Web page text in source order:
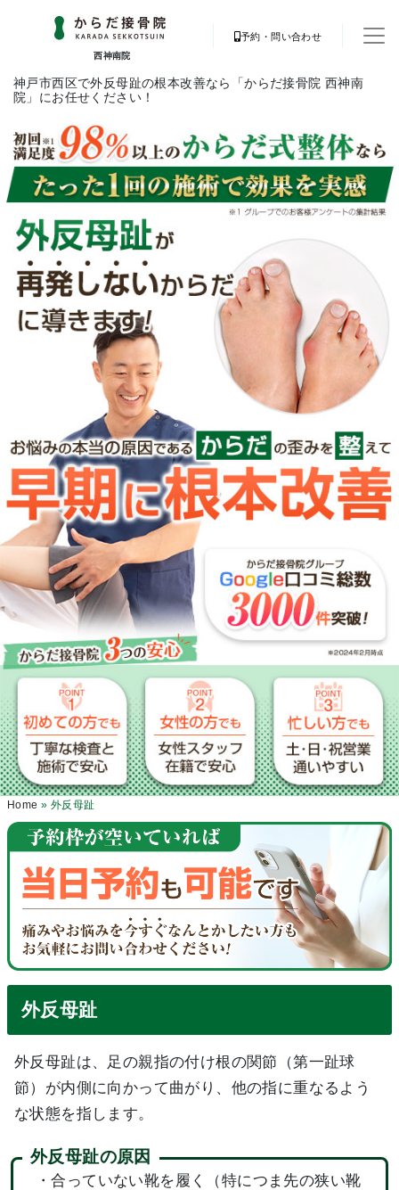
西神南院
予約・問い合わせ
神戸市西区で外反母趾の根本改善なら「からだ接骨院 西神南
院」にお任せください！
Home » 外反母趾
外反母趾
外反母趾は、足の親指の付け根の関節（第一趾球
節）が内側に向かって曲がり、他の指に重なるよう
な状態を指します。
外反母趾の原因
・合っていない靴を履く（特につま先の狭い靴